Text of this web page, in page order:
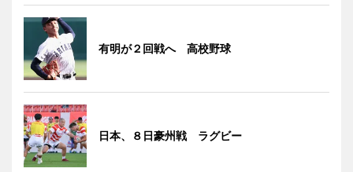
有明が２回戦へ 高校野球
日本、８日豪州戦 ラグビー